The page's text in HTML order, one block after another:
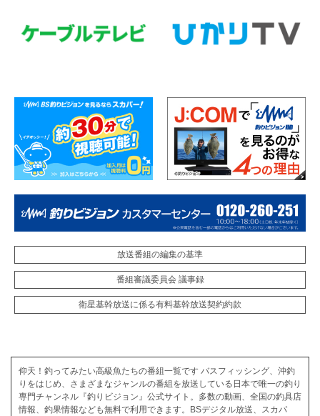
放送番組の編集の基準
番組審議委員会 議事録
衛星基幹放送に係る有料基幹放送契約約款
仰天！釣ってみたい高級魚たちの番組一覧です バスフィッシング、沖釣
りをはじめ、さまざまなジャンルの番組を放送している日本で唯一の釣り
専門チャンネル『釣りビジョン』公式サイト。多数の動画、全国の釣具店
情報、釣果情報なども無料で利用できます。BSデジタル放送、スカパ